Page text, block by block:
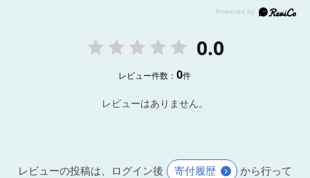
0.0
レビュー件数：0件
レビューはありません。
レビューの投稿は、ログイン後 寄付履歴
から行って